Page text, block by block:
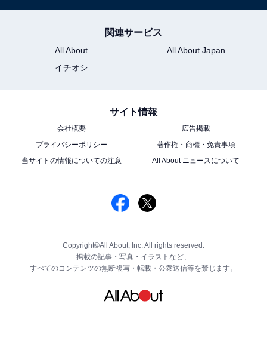
関連サービス
All About
All About Japan
イチオシ
サイト情報
会社概要
広告掲載
プライバシーポリシー
著作権・商標・免責事項
当サイトの情報についての注意
All About ニュースについて
Copyright©All About, Inc. All rights reserved.
掲載の記事・写真・イラストなど、
すべてのコンテンツの無断複写・転載・公衆送信等を禁じます。